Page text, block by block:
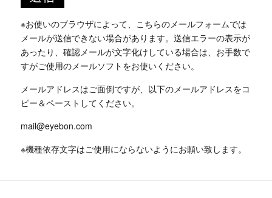
※お使いのブラウザによって、こちらのメールフォームでは
メールが送信できない場合があります。送信エラーの表示が
あったり、確認メールが文字化けしている場合は、お手数で
すがご使用のメールソフトをお使いください。
メールアドレスはご面倒ですが、以下のメールアドレスをコ
ピー＆ペーストしてください。
mail@eyebon.com
※機種依存文字はご使用にならないようにお願い致します。